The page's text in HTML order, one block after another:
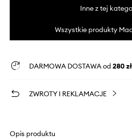
Inne z tej
Wszystkie produkty
DARMOWA DOSTAWA od 280 zł
ZWROTY I REKLAMACJE
Opis produktu